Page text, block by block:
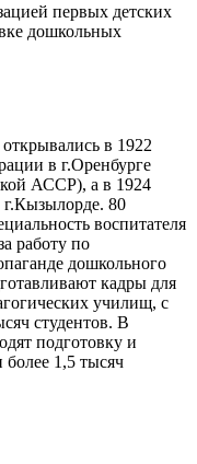
первых детских
дошкольных
в 1922
в г.Оренбурге
АССР), а в 1924
80
воспитателя
работу по
дошкольного
кадры для
училищ, с
студентов. В
подготовку и
1,5 тысяч